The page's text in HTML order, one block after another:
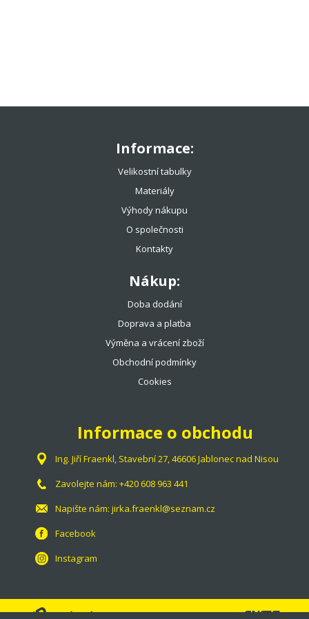
Informace:
Velikostní tabulky
Materiály
Výhody nákupu
O společnosti
Kontakty
Nákup:
Doba dodání
Doprava a platba
Výměna a vrácení zboží
Obchodní podmínky
Cookies
Informace o obchodu
Ing. Jiří Fraenkl, Stavební 27, 46606 Jablonec nad Nisou
Zavolejte nám: +420 608 963 441
Napište nám: jirka.fraenkl@seznam.cz
Facebook
Instagram